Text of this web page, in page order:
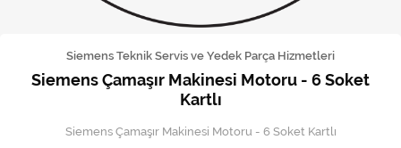
Musluk
Siemens Teknik Servis ve Yedek Parça Hizmetleri
Siemens Çamaşır Makinesi Motoru - 6 Soket
Kartlı
Siemens Çamaşır Makinesi Motoru - 6 Soket Kartlı